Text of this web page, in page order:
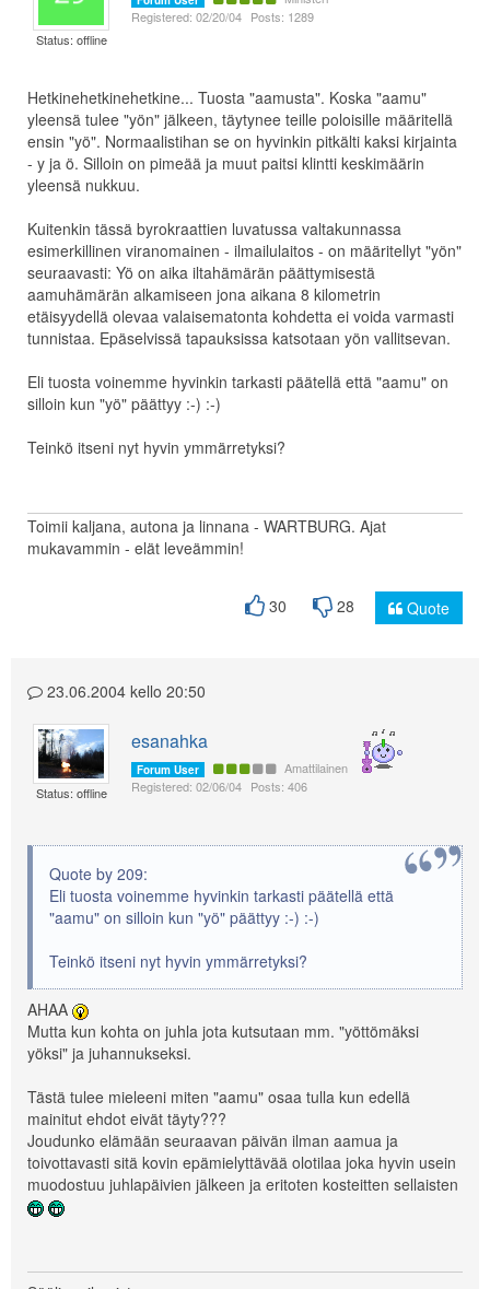
Status: offline
Registered: 02/20/04 Posts: 1289
Hetkinehetkinehetkine... Tuosta "aamusta". Koska "aamu"
yleensä tulee "yön" jälkeen, täytynee teille poloisille määritellä
ensin "yö". Normaalistihan se on hyvinkin pitkälti kaksi kirjainta
- y ja ö. Silloin on pimeää ja muut paitsi klintti keskimäärin
yleensä nukkuu.
Kuitenkin tässä byrokraattien luvatussa valtakunnassa
esimerkillinen viranomainen - ilmailulaitos - on määritellyt "yön"
seuraavasti: Yö on aika iltahämärän päättymisestä
aamuhämärän alkamiseen jona aikana 8 kilometrin
etäisyydellä olevaa valaisematonta kohdetta ei voida varmasti
tunnistaa. Epäselvissä tapauksissa katsotaan yön vallitsevan.
Eli tuosta voinemme hyvinkin tarkasti päätellä että "aamu" on
silloin kun "yö" päättyy :-) :-)
Teinkö itseni nyt hyvin ymmärretyksi?
Toimii kaljana, autona ja linnana - WARTBURG. Ajat
mukavammin - elät leveämmin!
30 28 Quote
23.06.2004 kello 20:50
Status: offline
esanahka
Forum User
Amattilainen
Registered: 02/06/04 Posts: 406
Quote by 209:
Eli tuosta voinemme hyvinkin tarkasti päätellä että
"aamu" on silloin kun "yö" päättyy :-) :-)
Teinkö itseni nyt hyvin ymmärretyksi?
AHAA
Mutta kun kohta on juhla jota kutsutaan mm. "yöttömäksi
yöksi" ja juhannukseksi.
Tästä tulee mieleeni miten "aamu" osaa tulla kun edellä
mainitut ehdot eivät täyty???
Joudunko elämään seuraavan päivän ilman aamua ja
toivottavasti sitä kovin epämielyttävää olotilaa joka hyvin usein
muodostuu juhlapäivien jälkeen ja eritoten kosteitten sellaisten